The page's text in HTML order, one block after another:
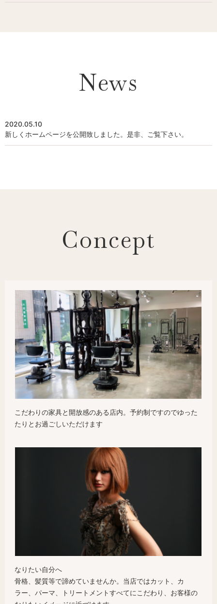
News
2020.05.10
新しくホームページを公開致しました。是非、ご覧下さい。
Concept
こだわりの家具と開放感のある店内。予約制ですのでゆった
たりとお過ごしいただけます
なりたい自分へ
骨格、髪質等で諦めていませんか。当店ではカット、カ
ラー、パーマ、トリートメントすべてにこだわり、お客様の